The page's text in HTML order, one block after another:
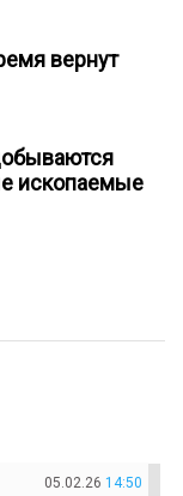
вернут
ископаемые
05.02.26 14:50